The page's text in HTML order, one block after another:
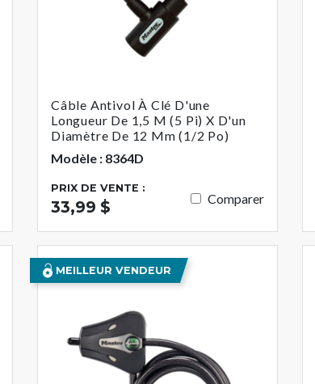
Câble Antivol À Clé D'une
Longueur De 1,5 M (5 Pi) X D'un
Diamètre De 12 Mm (1/2 Po)
Modèle : 8364D
PRIX DE VENTE :
33,99 $ Comparer
MEILLEUR VENDEUR